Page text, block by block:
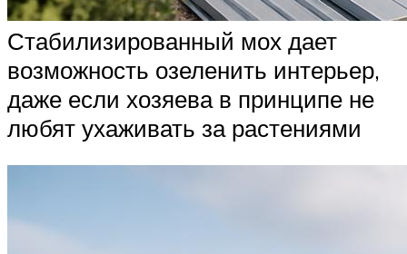
Стабилизированный мох дает
возможность озеленить интерьер,
даже если хозяева в принципе не
любят ухаживать за растениями